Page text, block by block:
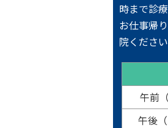
時まで診
お仕事帰
院ください
午前
午後